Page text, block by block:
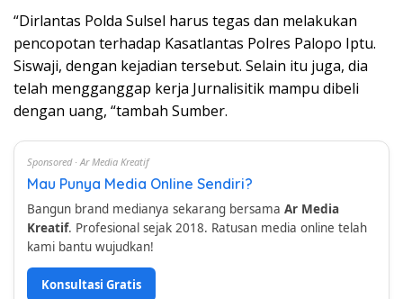
“Dirlantas Polda Sulsel harus tegas dan melakukan
pencopotan terhadap Kasatlantas Polres Palopo Iptu.
Siswaji, dengan kejadian tersebut. Selain itu juga, dia
telah mengganggap kerja Jurnalisitik mampu dibeli
dengan uang, “tambah Sumber.
Sponsored · Ar Media Kreatif
Mau Punya Media Online Sendiri?
Bangun brand medianya sekarang bersama Ar Media
Kreatif. Profesional sejak 2018. Ratusan media online telah
kami bantu wujudkan!
Konsultasi Gratis